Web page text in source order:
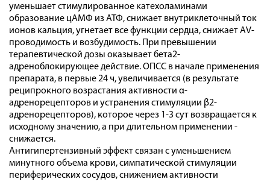
уменьшает стимулированное катехоламинами
образование цАМФ из АТФ, снижает внутриклеточный ток
ионов кальция, угнетает все функции сердца, снижает АV-
проводимость и возбудимость. При превышении
терапевтической дозы оказывает бета2-
адреноблокирующее действие. ОПСС в начале применения
препарата, в первые 24 ч, увеличивается (в результате
реципрокного возрастания активности α-
адренорецепторов и устранения стимуляции β2-
адренорецепторов), которое через 1-3 сут возвращается к
исходному значению, а при длительном применении -
снижается.
Антигипертензивный эффект связан с уменьшением
минутного объема крови, симпатической стимуляции
периферических сосудов, снижением активности